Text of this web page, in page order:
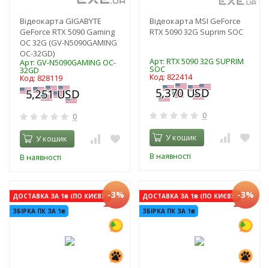
Відеокарта GIGABYTE
GeForce RTX 5090 Gaming
OC 32G (GV-N5090GAMING
OC-32GD)
Арт: GV-N5090GAMING OC-
32GD
Код: 828119
0
У кошик
В наявності
Відеокарта MSI GeForce
RTX 5090 32G Suprim SOC
Арт: RTX 5090 32G SUPRIM
SOC
Код: 822414
0
У кошик
В наявності
ДОСТАВКА ЗА 1₴ (ПО КИЄВУ)
ЗБІРКА ПК ЗА 1₴
-3%
ДОСТАВКА ЗА 1₴ (ПО КИЄВУ)
ЗБІРКА ПК ЗА 1₴
-3%